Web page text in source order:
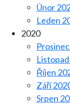
Únor
Leden
2020
Říjen
Září
Srpen